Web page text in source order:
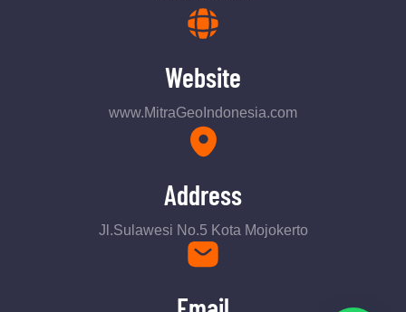
Website
www.MitraGeoIndonesia.com
Address
Jl.Sulawesi No.5 Kota Mojokerto